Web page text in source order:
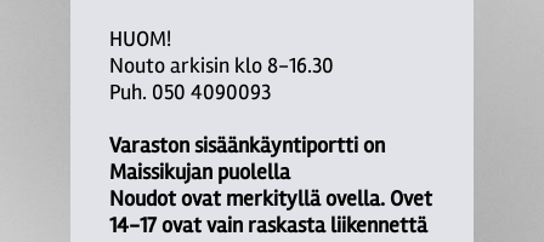
HUOM!
Nouto arkisin klo 8-16.30
Puh. 050 4090093
Varaston sisäänkäyntiportti on
Maissikujan puolella
Noudot ovat merkityllä ovella. Ovet
14-17 ovat vain raskasta liikennettä